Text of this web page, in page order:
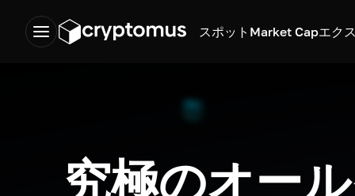
スポット Market Capエク
究極のオー